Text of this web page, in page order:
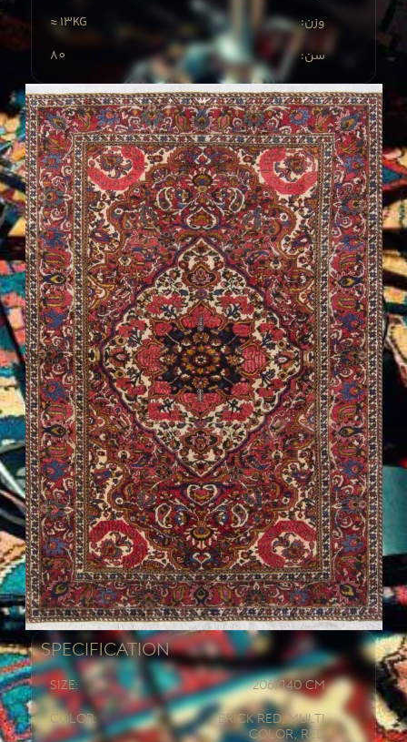
Specification
Size: 140 CM
206x
Color:
Brick Red, Multi
Color, Red
≈ 13KG
:وزن
80
:سن